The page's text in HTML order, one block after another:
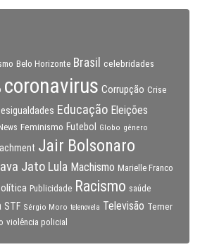
Belo Horizonte Brasil celebridades
coronavirus Corrupção Crise
Educação Eleições
Feminismo Futebol Globo gênero
Jair Bolsonaro
Jato Lula Machismo Marielle Franco
Publicidade Racismo saúde
STF Sérgio Moro telenovela Televisão Temer
violência policial